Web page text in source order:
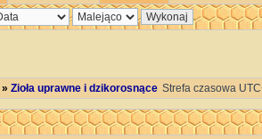
» Zioła uprawne i dzikorosnące Strefa czasowa